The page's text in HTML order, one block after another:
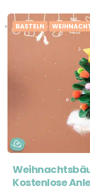
BASTELN
Kostenlose